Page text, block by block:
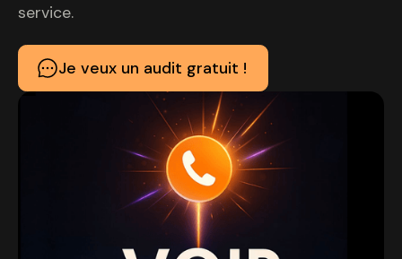
service.
Je veux un audit gratuit !